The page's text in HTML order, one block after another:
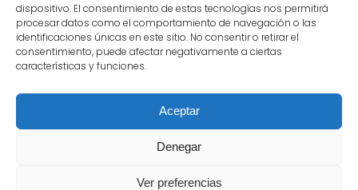
dispositivo. El consentimiento de estas tecnologías nos permitirá
procesar datos como el comportamiento de navegación o las
identificaciones únicas en este sitio. No consentir o retirar el
consentimiento, puede afectar negativamente a ciertas
características y funciones.
Aceptar
Denegar
Ver preferencias
Creación emergente. Profesionalización. Aunar
intereses entre agentes escénicos. Red de
del Siglo de Oro. Programación sostenible
La Fundación Festival Internacional de Teatro
Clásico de Almagro acogerá en el marco de su
Festival un encuentro con el sector escénico